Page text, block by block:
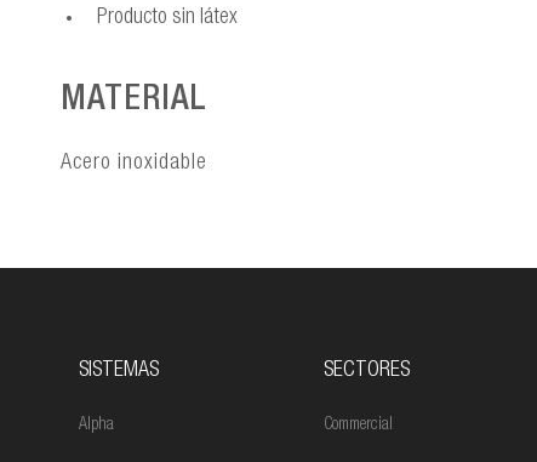
Producto sin látex
MATERIAL
Acero inoxidable
SISTEMAS
Alpha
SECTORES
Commercial